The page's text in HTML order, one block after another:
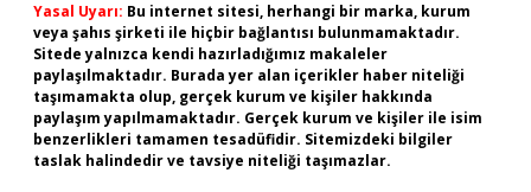
Yasal Uyarı: Bu internet sitesi, herhangi bir marka, kurum
veya şahıs şirketi ile hiçbir bağlantısı bulunmamaktadır.
Sitede yalnızca kendi hazırladığımız makaleler
paylaşılmaktadır. Burada yer alan içerikler haber niteliği
taşımamakta olup, gerçek kurum ve kişiler hakkında
paylaşım yapılmamaktadır. Gerçek kurum ve kişiler ile isim
benzerlikleri tamamen tesadüfidir. Sitemizdeki bilgiler
taslak halindedir ve tavsiye niteliği taşımazlar.